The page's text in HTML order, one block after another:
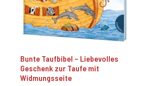
Bunte Taufbibel – Liebevolles
Geschenk zur Taufe mit
Widmungsseite